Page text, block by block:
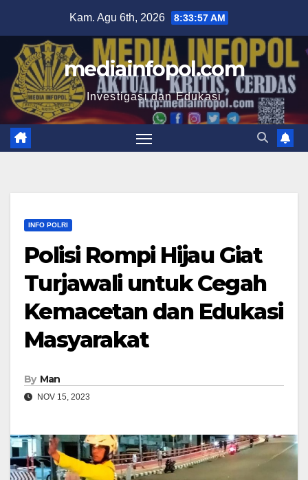
content
Kam. Agu 6th, 2026 8:33:58 AM
mediainfopol.com
Investigasi dan Edukasi
INFO POLRI
Polisi Rompi Hijau Giat
Turjawali untuk Cegah
Kemacetan dan Edukasi
Masyarakat
By Man
NOV 15, 2023